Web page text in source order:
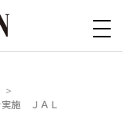
施 ＪＡＬ